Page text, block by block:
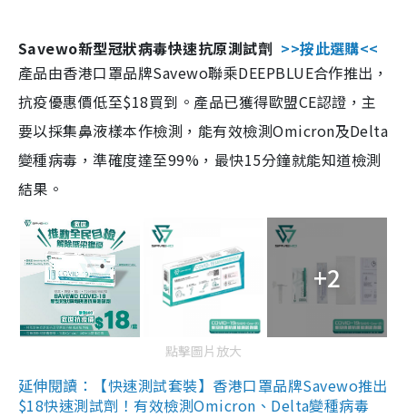
Savewo新型冠狀病毒快速抗原測試劑 >>按此選購<<
產品由香港口罩品牌Savewo聯乘DEEPBLUE合作推出，
抗疫優惠價低至$18買到。產品已獲得歐盟CE認證，主
要以採集鼻液樣本作檢測，能有效檢測Omicron及Delta
變種病毒，準確度達至99%，最快15分鐘就能知道檢測
結果。
+2
點擊圖片放大
延伸閱讀：【快速測試套裝】香港口罩品牌Savewo推出
$18快速測試劑！有效檢測Omicron、Delta變種病毒